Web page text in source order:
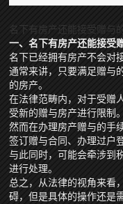
名下有房产还能接受赠与
一、名下有房产还能接受
名下已经拥有房产不会对
通常来讲，只要满足赠与
的房产。
在法律范畴内，对于受赠
受新的赠与房产进行限制。
然而在办理房产赠与的手
签订赠与合同、办理过户
与此同时，可能会牵涉到
进行处理。
总之，从法律的视角来看
碍，但是具体的操作还是